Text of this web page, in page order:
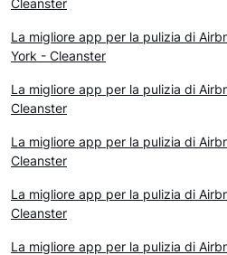
Cleanster
La migliore app per la pulizia di
York - Cleanster
La migliore app per la pulizia di
Cleanster
La migliore app per la pulizia di
Cleanster
La migliore app per la pulizia di
Cleanster
La migliore app per la pulizia di